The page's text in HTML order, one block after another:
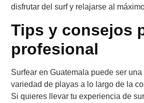
disfrutar del surf y relajarse al
Tips y consejos
profesional
Surfear en Guatemala puede ser
variedad de playas a lo largo de la
Si quieres llevar tu experiencia de